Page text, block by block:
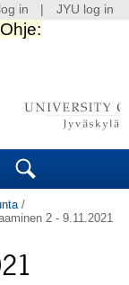
Search
/
2 - 9.11.2021
in JYU log in